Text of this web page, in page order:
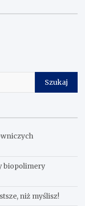
Szukaj
biopolimery
niż myślisz!